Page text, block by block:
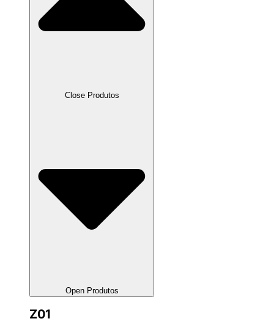
Close Produtos
Open Produtos
Z01